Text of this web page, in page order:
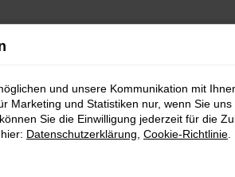
und unsere Kommunikation mit
Marketing und Statistiken nur, wenn Sie uns
Sie die Einwilligung jederzeit für die
Datenschutzerklärung Cookie-Richtlinie